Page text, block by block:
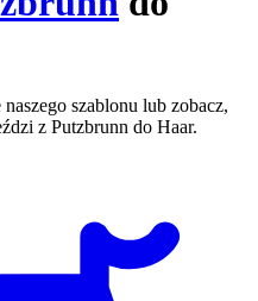
szablonu lub zobacz,
z Putzbrunn do Haar.